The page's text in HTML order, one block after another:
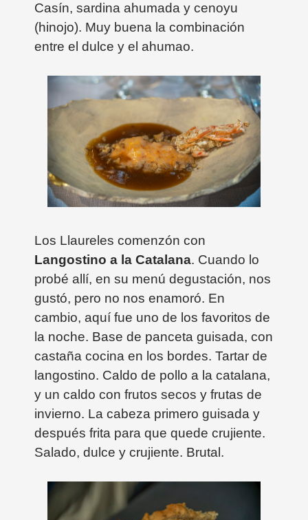
Casín, sardina ahumada y cenoyu
(hinojo). Muy buena la combinación
entre el dulce y el ahumao.
Los Llaureles comenzón con
Langostino a la Catalana. Cuando lo
probé allí, en su menú degustación, nos
gustó, pero no nos enamoró. En
cambio, aquí fue uno de los favoritos de
la noche. Base de panceta guisada, con
castaña cocina en los bordes. Tartar de
langostino. Caldo de pollo a la catalana,
y un caldo con frutos secos y frutas de
invierno. La cabeza primero guisada y
después frita para que quede crujiente.
Salado, dulce y crujiente. Brutal.